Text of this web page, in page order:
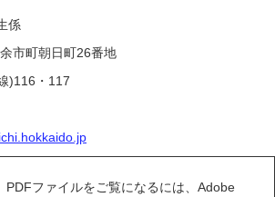
係
市町朝日町26番地
)116・117
PDFファイルをご覧になるには、Adobe